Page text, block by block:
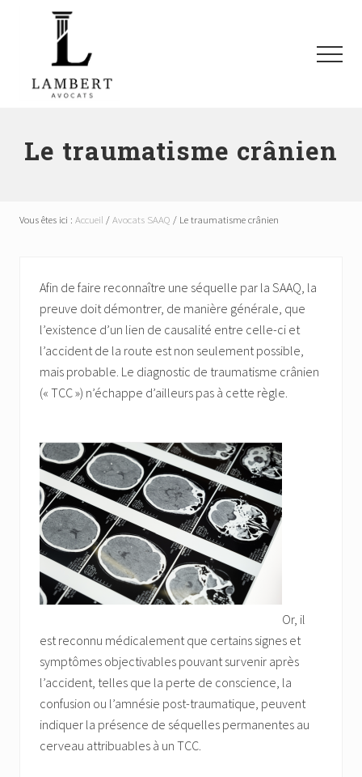
Responsabilité
civile,
Montréal
Menu
Le traumatisme crânien
Vous êtes ici : Accueil /Avocats SAAQ / Le traumatisme crânien
Afin de faire reconnaître une séquelle par la SAAQ, la
preuve doit démontrer, de manière générale, que
l’existence d’un lien de causalité entre celle-ci et
l’accident de la route est non seulement possible,
mais probable. Le diagnostic de traumatisme crânien
(« TCC ») n’échappe d’ailleurs pas à cette règle.
Or, il
est reconnu médicalement que certains signes et
symptômes objectivables pouvant survenir après
l’accident, telles que la perte de conscience, la
confusion ou l’amnésie post-traumatique, peuvent
indiquer la présence de séquelles permanentes au
cerveau attribuables à un TCC.